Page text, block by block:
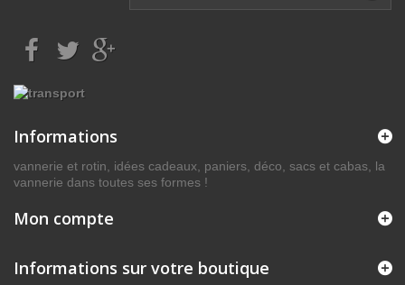
Informations
vannerie et rotin, idées cadeaux, paniers, déco, sacs et cabas, la
vannerie dans toutes ses formes !
Mon compte
Informations sur votre boutique